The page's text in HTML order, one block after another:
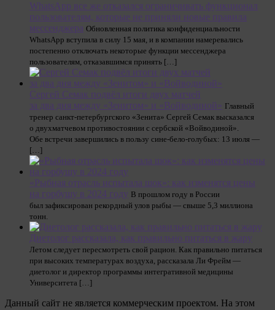
WhatsApp все же отказался ограничивать функционал
пользователям, которые не приняли новые правила
мессенджера Обновленная политика конфиденциальности
WhatsApp вступила в силу 15 мая, и в компании намеревались
постепенно отключать некоторые функции мессенджера
пользователям, отказавшимся принять […]
Сергей Семак подвёл итоги двух матчей
за два дня между «Зенитом» и «Войводиной» Главный
тренер санкт-петербургского «Зенита» Сергей Семак высказался
о двухматчевом противостоянии с сербской «Войводиной».
Обе встречи завершились в пользу сине-бело-голубых: 13 июля —
[…]
«Рыбная отрасль испытала шок»: как изменятся цены
на горбушу в 2024 году В прошлом году в России
был зафиксирован рекордный улов рыбы — свыше 5,3 миллиона
тонн.
Диетолог рассказала, как правильно питаться в жару
Летом следует пересмотреть свой рацион. Как правильно питаться
при высоких температурах воздуха, рассказала Ли Фрейм —
диетолог и директор программы интегративной медицины
Университета […]
Данный сайт не является коммерческим проектом. На этом